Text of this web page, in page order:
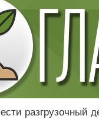
разгрузочный